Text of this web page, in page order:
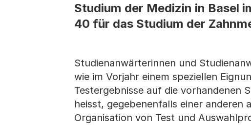
Studium der Medizin in Basel
40 für das Studium der
Studienanwärterinnen und
wie im Vorjahr einem speziellen
Testergebnisse auf die vorhandenen
heisst, gegebenenfalls einer anderen
Organisation von Test und